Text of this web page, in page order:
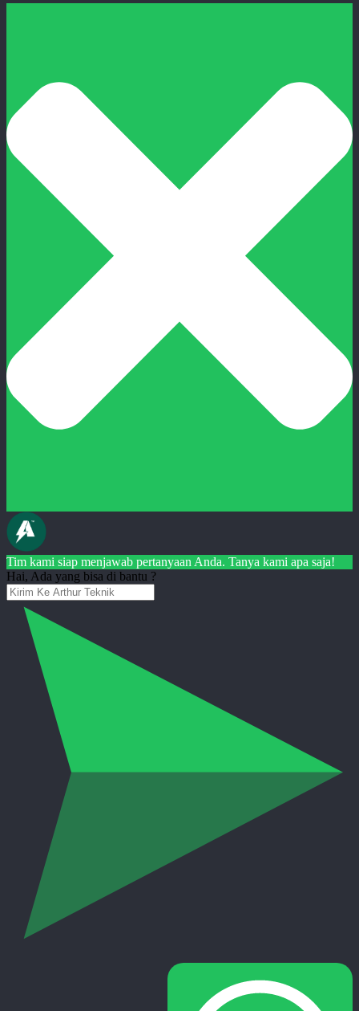
Tim kami siap menjawab pertanyaan Anda. Tanya kami apa saja!
Hai, Ada yang bisa di bantu ?